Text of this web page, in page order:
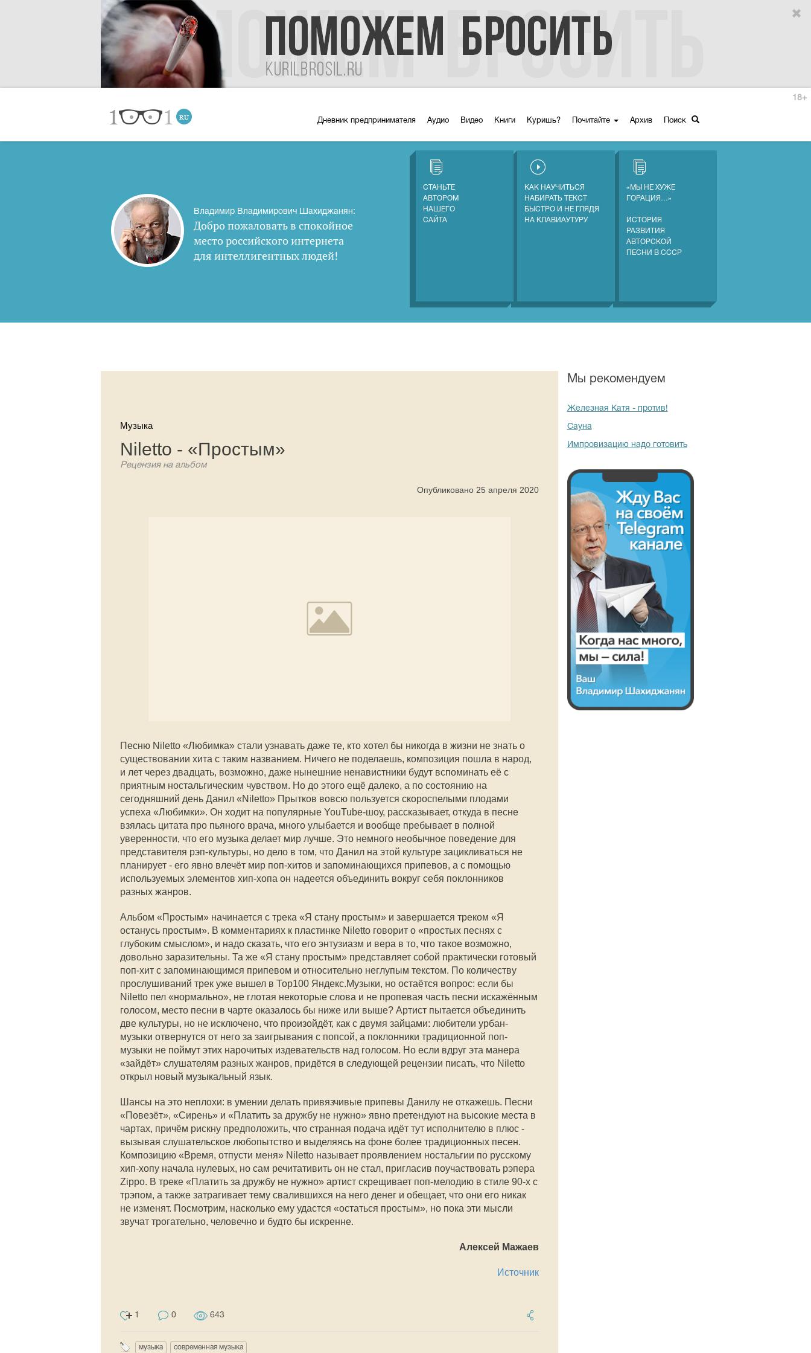
Дневник предпринимателя Аудио Видео Книги Куришь? Почитайте Архив Поиск
18+
Владимир Владимирович Шахиджанян:
Добро пожаловать в спокойное
место российского интернета
для интеллигентных людей!
СТАНЬТЕ
АВТОРОМ
НАШЕГО
САЙТА
КАК НАУЧИТЬСЯ
НАБИРАТЬ ТЕКСТ
БЫСТРО И НЕ ГЛЯДЯ
НА КЛАВИАУТУРУ
«МЫ НЕ ХУЖЕ
ГОРАЦИЯ…»
ИСТОРИЯ
РАЗВИТИЯ
АВТОРСКОЙ
ПЕСНИ В СССР
Музыка
Niletto - «Простым»
Рецензия на альбом
Опубликовано 25 апреля 2020
Песню Niletto «Любимка» стали узнавать даже те, кто хотел бы никогда в жизни не знать о
существовании хита с таким названием. Ничего не поделаешь, композиция пошла в народ,
и лет через двадцать, возможно, даже нынешние ненавистники будут вспоминать её с
приятным ностальгическим чувством. Но до этого ещё далеко, а по состоянию на
сегодняшний день Данил «Niletto» Прытков вовсю пользуется скороспелыми плодами
успеха «Любимки». Он ходит на популярные YouTube-шоу, рассказывает, откуда в песне
взялась цитата про пьяного врача, много улыбается и вообще пребывает в полной
уверенности, что его музыка делает мир лучше. Это немного необычное поведение для
представителя рэп-культуры, но дело в том, что Данил на этой культуре зацикливаться не
планирует - его явно влечёт мир поп-хитов и запоминающихся припевов, а с помощью
используемых элементов хип-хопа он надеется объединить вокруг себя поклонников
разных жанров.
Альбом «Простым» начинается с трека «Я стану простым» и завершается треком «Я
останусь простым». В комментариях к пластинке Niletto говорит о «простых песнях с
глубоким смыслом», и надо сказать, что его энтузиазм и вера в то, что такое возможно,
довольно заразительны. Та же «Я стану простым» представляет собой практически готовый
поп-хит с запоминающимся припевом и относительно неглупым текстом. По количеству
прослушиваний трек уже вышел в Тор100 Яндекс.Музыки, но остаётся вопрос: если бы
Niletto пел «нормально», не глотая некоторые слова и не пропевая часть песни искажённым
голосом, место песни в чарте оказалось бы ниже или выше? Артист пытается объединить
две культуры, но не исключено, что произойдёт, как с двумя зайцами: любители урбан-
музыки отвернутся от него за заигрывания с попсой, а поклонники традиционной поп-
музыки не поймут этих нарочитых издевательств над голосом. Но если вдруг эта манера
«зайдёт» слушателям разных жанров, придётся в следующей рецензии писать, что Niletto
открыл новый музыкальный язык.
Шансы на это неплохи: в умении делать привязчивые припевы Данилу не откажешь. Песни
«Повезёт», «Сирень» и «Платить за дружбу не нужно» явно претендуют на высокие места в
чартах, причём рискну предположить, что странная подача идёт тут исполнителю в плюс -
вызывая слушательское любопытство и выделяясь на фоне более традиционных песен.
Композицию «Время, отпусти меня» Niletto называет проявлением ностальгии по русскому
хип-хопу начала нулевых, но сам речитативить он не стал, пригласив поучаствовать рэпера
Zippo. В треке «Платить за дружбу не нужно» артист скрещивает поп-мелодию в стиле 90-х с
трэпом, а также затрагивает тему свалившихся на него денег и обещает, что они его никак
не изменят. Посмотрим, насколько ему удастся «остаться простым», но пока эти мысли
звучат трогательно, человечно и будто бы искренне.
Алексей Мажаев
Источник
1 0 643
музыка современная музыка
Мы рекомендуем
Железная Катя - против!
Сауна
Импровизацию надо готовить